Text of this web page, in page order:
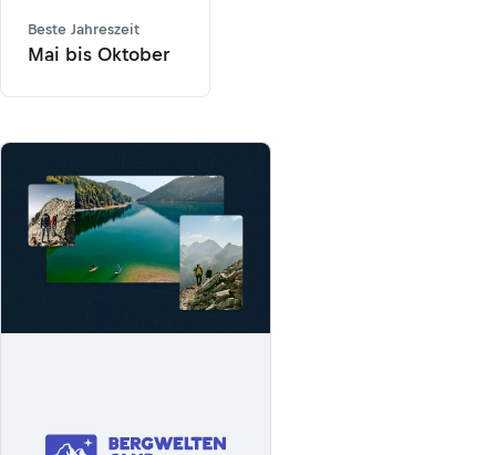
Beste Jahreszeit
Mai bis Oktober